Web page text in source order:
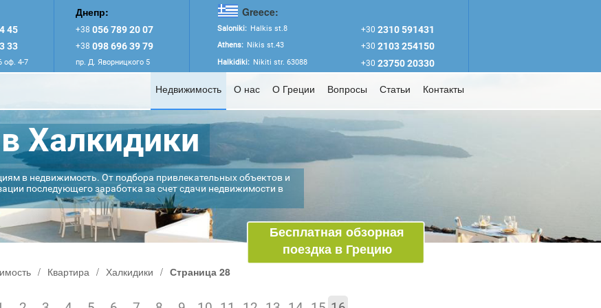
Днепр: Greece:
45 +38 056 789 20 07 Saloniki: Halkis st.8 +30 2310 591431
33 +38 098 696 39 79 Athens: Nikis st.43 +30 2103 254150
оф. 4-7 пр. Д. Яворницкого 5 Halkidiki: Nikiti str. 63088 +30 23750 20330
Недвижимость О нас О Греции Вопросы Статьи Контакты
Халкидики
в недвижимость. От подбора привлекательных объектов и
последующего заработка за счет сдачи недвижимости в
Бесплатная обзорная
поездка в Грецию
/ Квартира / Халкидики / Страница 28